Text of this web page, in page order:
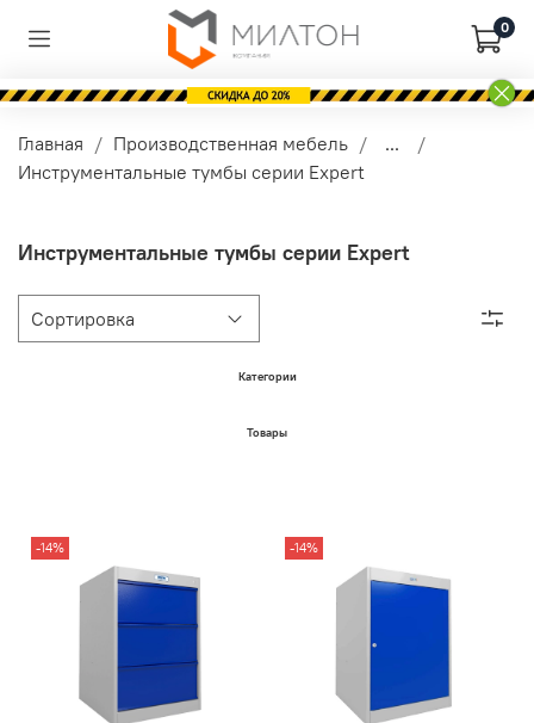
0
Главная Производственная мебель
...
Инструментальные тумбы серии Expert
Инструментальные тумбы серии Expert
Категории
Товары
-14% -14%